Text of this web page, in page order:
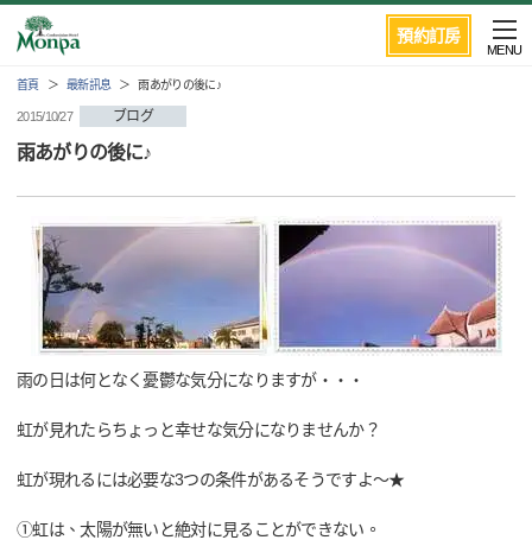
預約訂房
MENU
首頁 最新訊息 雨あがりの後に♪
2015/10/27 ブログ
雨あがりの後に♪
雨の日は何となく憂鬱な気分になりますが・・・
虹が見れたらちょっと幸せな気分になりませんか？
虹が現れるには必要な3つの条件があるそうですよ～★
①虹は、太陽が無いと絶対に見ることができない。